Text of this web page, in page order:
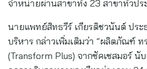
จำหน่ายผ่านสาขาทั้ง 23 สาขาทั่วปร
นายแพทย์สิทธวีร์ เกียรติชวนันต์ ประ
บริหาร กล่าวเพิ่มเติมว่า “ผลิตภัณฑ์
(Transform Plus) จากซัคเซสมอร์ นั